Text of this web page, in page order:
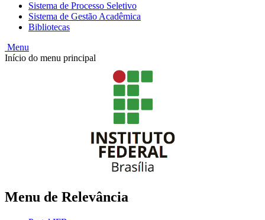
Sistema de Processo Seletivo
Sistema de Gestão Acadêmica
Bibliotecas
Menu
Início do menu principal
Menu de Relevância